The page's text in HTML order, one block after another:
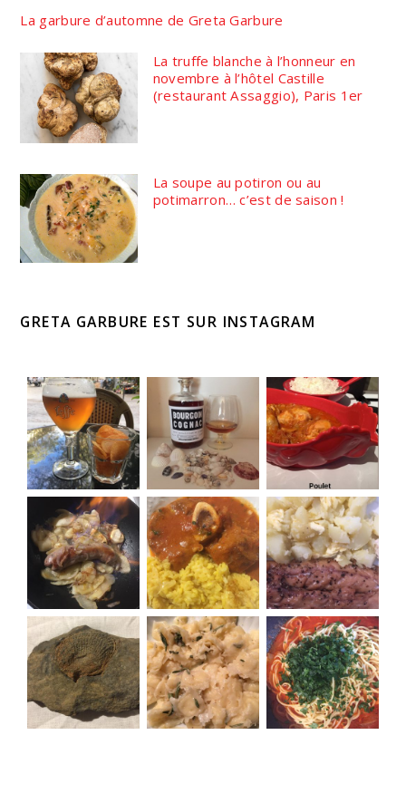
La garbure d’automne de Greta Garbure
La truffe blanche à l’honneur en
novembre à l’hôtel Castille
(restaurant Assaggio), Paris 1er
La soupe au potiron ou au
potimarron… c’est de saison !
GRETA GARBURE EST SUR INSTAGRAM